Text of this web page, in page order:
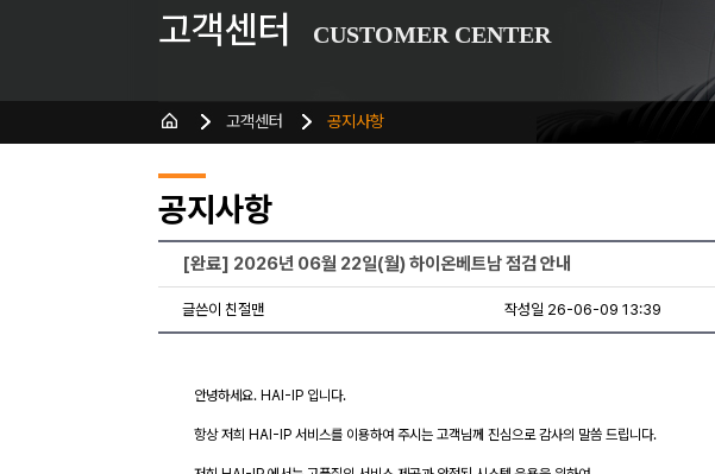
고객센터 CUSTOMER CENTER
고객센터 공지사항
공지사항
[완료] 2026년 06월 22일(월) 하이온베트남 점검 안내
글쓴이 친절맨 작성일 26-06-09 13:39
안녕하세요. HAI-IP 입니다.
항상 저희 HAI-IP 서비스를 이용하여 주시는 고객님께 진심으로 감사의 말씀 드립니다.